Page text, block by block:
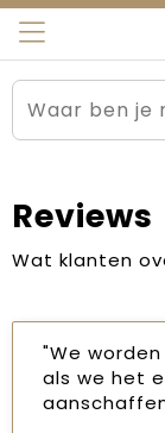
Sportkleding
Werkkleding
Tassen
Beurs en
Carnaval
Arnauld
Ons team
Contact
Blogs
Reviews
Wat klanten
"We
als we het